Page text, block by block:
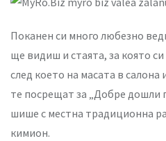
Поканен си много любезно
ще видиш и стаята, за която
след което на масата в
те посрещат за „Добре дошли
шише с местна традиционна
кимион.